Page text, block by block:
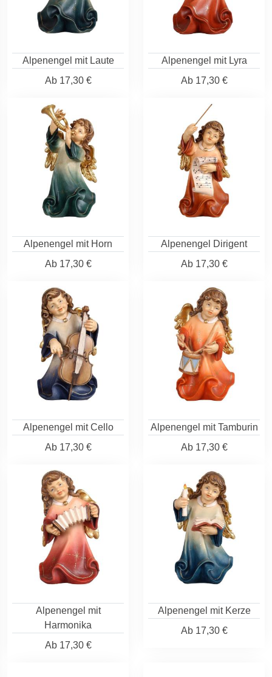
Alpenengel mit Laute
Ab17,30 €
Alpenengel mit Lyra
Ab17,30 €
Alpenengel mit Horn
Ab17,30 €
Alpenengel Dirigent
Ab17,30 €
Alpenengel mit Cello
Ab17,30 €
Alpenengel mit Tamburin
Ab17,30 €
Alpenengel mit
Harmonika
Ab17,30 €
Alpenengel mit Kerze
Ab17,30 €